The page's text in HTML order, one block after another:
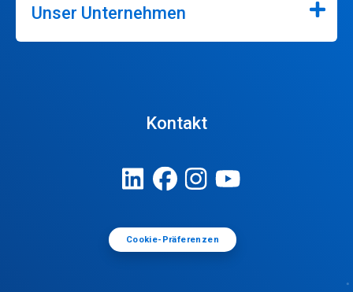
Unser Unternehmen
Kontakt
Cookie-Präferenzen